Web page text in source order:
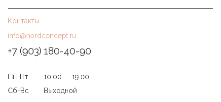
Контакты
info@nordconcept.ru
+7 (903) 180-40-90
Пн-Пт
10:00 — 19.00
Сб-Вс
Выходной